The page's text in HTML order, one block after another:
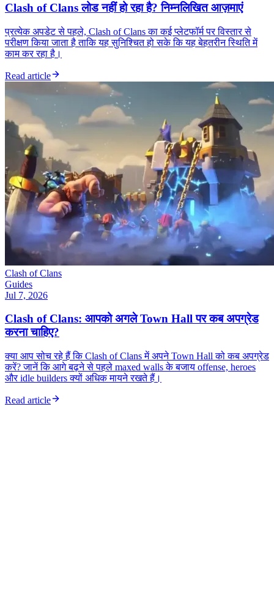
Clash of Clans लोड नहीं हो रहा है? निम्नलिखित आज़माएं
प्रत्येक अपडेट से पहले, Clash of Clans का कई प्लेटफॉर्म पर विस्तार से
परीक्षण किया जाता है ताकि यह सुनिश्चित हो सके कि यह बेहतरीन स्थिति में
काम कर रहा है।
Read article
Clash of Clans
Guides
Jul 7, 2026
Clash of Clans: आपको अगले Town Hall पर कब अपग्रेड
करना चाहिए?
क्या आप सोच रहे हैं कि Clash of Clans में अपने Town Hall को कब अपग्रेड
करें? जानें कि आगे बढ़ने से पहले maxed walls के बजाय offense, heroes
और idle builders क्यों अधिक मायने रखते हैं।
Read article